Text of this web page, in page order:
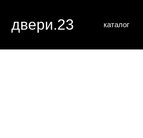
каталог
двери.23